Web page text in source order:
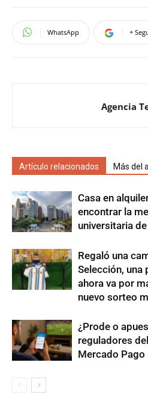
WhatsApp +
Agencia
Artículo relacionados Más del
Casa en
encontrar la
universitaria
Regaló una
Selección, una
ahora va por
nuevo sorteo
¿Prode o
reguladores
Mercado Pago